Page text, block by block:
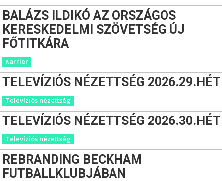
BALÁZS ILDIKÓ AZ ORSZÁGOS
KERESKEDELMI SZÖVETSÉG ÚJ
FŐTITKÁRA
Karrier
TELEVÍZIÓS NÉZETTSÉG 2026.29.HÉT
Televíziós nézettség
TELEVÍZIÓS NÉZETTSÉG 2026.30.HÉT
Televíziós nézettség
REBRANDING BECKHAM
FUTBALLKLUBJÁBAN